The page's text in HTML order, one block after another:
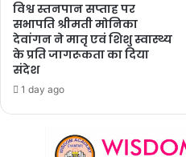
विश्व स्तनपान सप्ताह पर
सभापति श्रीमती मोनिका
देवांगन ने मातृ एवं शिशु स्वास्थ्य
के प्रति जागरूकता का दिया
संदेश
1 day ago